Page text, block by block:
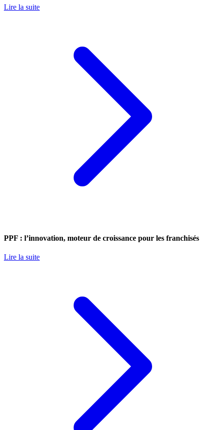
Lire la suite
PPF : l’innovation, moteur de croissance pour les franchisés
Lire la suite